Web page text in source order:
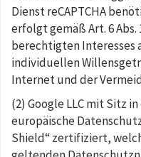
Dienst reCAPTCHA
erfolgt gemäß Art. 6 Abs.
berechtigten Interesses
individuellen
Internet und der
(2) Google LLC mit Sitz
europäische
Shield“ zertifiziert,